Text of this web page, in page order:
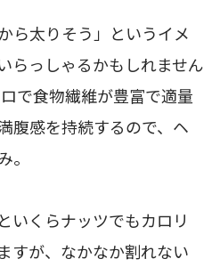
ら太りそう」というイメ
らっしゃるかもしれません
で食物繊維が豊富で適量
腹感を持続するので、ヘ
。
いくらナッツでもカロリ
すが、なかなか割れない